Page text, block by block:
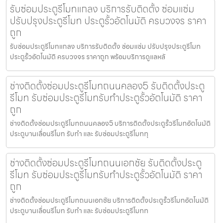
รับซ่อมประตูรีโมทแกลง บริการรับติดตั้ง ซ่อมแซ่ม
ปรับปรุงประตูรีโมท ประตูรั้วอัตโนมัติ ครบวงจร ราคา
ถูก
รับซ่อมประตูรีโมทแกลง บริการรับติดตั้ง ซ่อมแซ่ม ปรับปรุงประตูรีโมท
ประตูรั้วอัตโนมัติ ครบวงจร ราคาถูก พร้อมบริการดูแลหลั
ช่างติดตั้งซ่อมประตูรีโมทถนนคลอง5 รับติดตั้งประตู
รีโมท รับซ่อมประตูรีโมทรับทำประตูรั้วอัตโนมัติ ราคา
ถูก
ช่างติดตั้งซ่อมประตูรีโมทถนนคลอง5 บริการติดตั้งประตูรั้วรีโมทอัตโนมัติ
ประตูบานเลื่อนรีโมท รับทำ และ รับซ่อมประตูรีโมททุ
ช่างติดตั้งซ่อมประตูรีโมทถนนเอกชัย รับติดตั้งประตู
รีโมท รับซ่อมประตูรีโมทรับทำประตูรั้วอัตโนมัติ ราคา
ถูก
ช่างติดตั้งซ่อมประตูรีโมทถนนเอกชัย บริการติดตั้งประตูรั้วรีโมทอัตโนมัติ
ประตูบานเลื่อนรีโมท รับทำ และ รับซ่อมประตูรีโมทท